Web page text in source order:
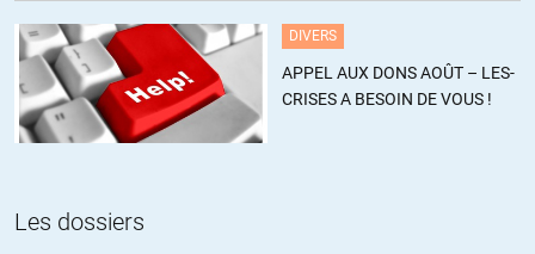
DIVERS
APPEL AUX DONS AOÛT – LES-
CRISES A BESOIN DE VOUS !
Les dossiers